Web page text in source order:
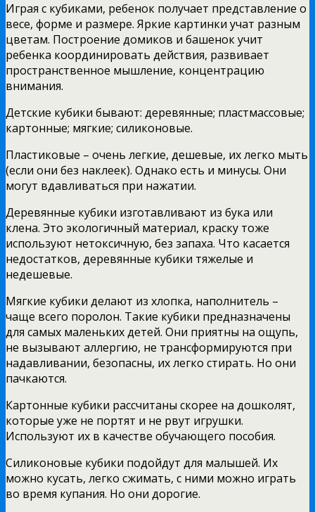
Играя с кубиками, ребенок получает представление о
весе, форме и размере. Яркие картинки учат разным
цветам. Построение домиков и башенок учит
ребенка координировать действия, развивает
пространственное мышление, концентрацию
внимания.
Детские кубики бывают: деревянные; пластмассовые;
картонные; мягкие; силиконовые.
Пластиковые – очень легкие, дешевые, их легко мыть
(если они без наклеек). Однако есть и минусы. Они
могут вдавливаться при нажатии.
Деревянные кубики изготавливают из бука или
клена. Это экологичный материал, краску тоже
используют нетоксичную, без запаха. Что касается
недостатков, деревянные кубики тяжелые и
недешевые.
Мягкие кубики делают из хлопка, наполнитель –
чаще всего поролон. Такие кубики предназначены
для самых маленьких детей. Они приятны на ощупь,
не вызывают аллергию, не трансформируются при
надавливании, безопасны, их легко стирать. Но они
пачкаются.
Картонные кубики рассчитаны скорее на дошколят,
которые уже не портят и не рвут игрушки.
Используют их в качестве обучающего пособия.
Силиконовые кубики подойдут для малышей. Их
можно кусать, легко сжимать, с ними можно играть
во время купания. Но они дорогие.